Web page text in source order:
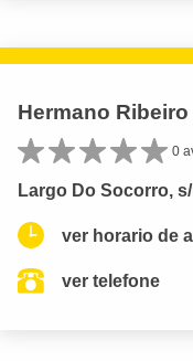
Hermano
0
Largo Do Socorro,
ver horario de
ver telefone